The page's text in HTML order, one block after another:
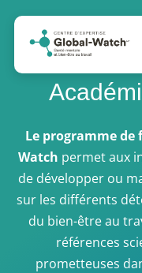
Le programme
Watch permet aux
de développer ou
sur les différents
du bien-être au
références
prometteuses